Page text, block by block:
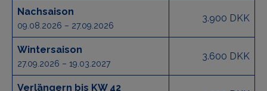
Nachsaison
09.08.2026 – 27.09.2026
3.900 DKK
Wintersaison
27.09.2026 – 19.03.2027
3.600 DKK
Verlängern bis KW 42